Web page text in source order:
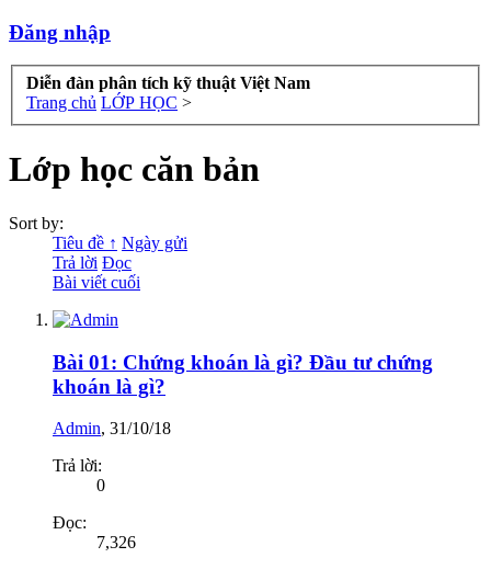
Đăng nhập
Diễn đàn phân tích kỹ thuật Việt Nam
Trang chủ LỚP HỌC >
Lớp học căn bản
Sort by:
Tiêu đề ↑ Ngày gửi
Trả lời Đọc
Bài viết cuối
Bài 01: Chứng khoán là gì? Đầu tư chứng
khoán là gì?
Admin, 31/10/18
Trả lời:
0
Đọc:
7,326